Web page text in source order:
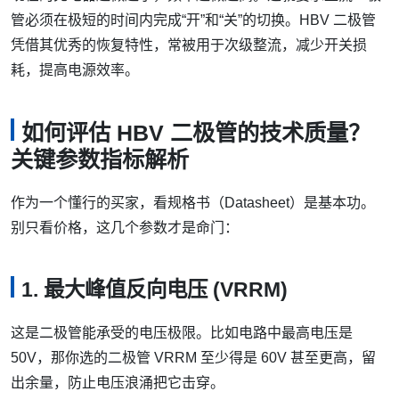
管必须在极短的时间内完成“开”和“关”的切换。HBV 二极管
凭借其优秀的恢复特性，常被用于次级整流，减少开关损
耗，提高电源效率。
如何评估 HBV 二极管的技术质量？
关键参数指标解析
作为一个懂行的买家，看规格书（Datasheet）是基本功。
别只看价格，这几个参数才是命门：
1. 最大峰值反向电压 (VRRM)
这是二极管能承受的电压极限。比如电路中最高电压是
50V，那你选的二极管 VRRM 至少得是 60V 甚至更高，留
出余量，防止电压浪涌把它击穿。